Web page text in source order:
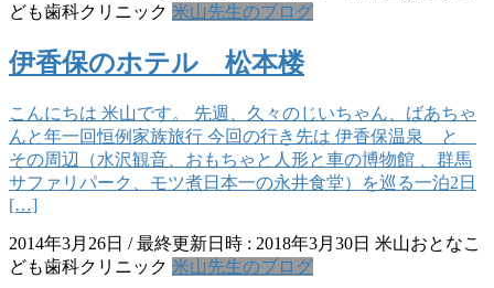
ども歯科クリニック 米山先生のブログ
伊香保のホテル 松本楼
こんにちは 米山です。 先週、久々のじいちゃん、ばあちゃ
んと年一回恒例家族旅行 今回の行き先は 伊香保温泉 と
その周辺（水沢観音、おもちゃと人形と車の博物館 、群馬
サファリパーク、モツ煮日本一の永井食堂）を巡る一泊2日
[…]
2014年3月26日 / 最終更新日時 : 2018年3月30日 米山おとなこ
ども歯科クリニック 米山先生のブログ